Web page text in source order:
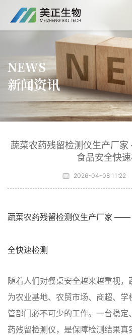
NEWS
新闻资讯
蔬菜农药残留检测仪生产厂
食品安全快
2026-04-08 11:22
蔬菜农药残留检测仪生产厂家 ——
全快速检测
随着人们对餐桌安全越来越重视
为农业基地、农贸市场、商超、
管部门必不可少的工作。一台稳
药残留检测仪，是保障检测结果